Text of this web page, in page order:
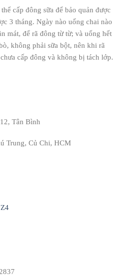
cấp đông sữa để bảo quản được
3 tháng. Ngày nào uống chai nào
mát, để rã đông từ từ; và uống hết
không phải sữa bột, nên khi rã
cấp đông và không bị tách lớp.
Tân Bình
Trung, Củ Chi, HCM